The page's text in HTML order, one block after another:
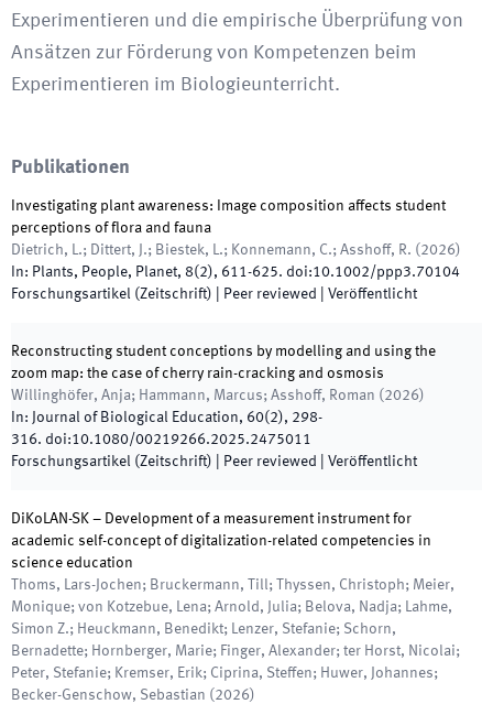
Experimentieren und die empirische Überprüfung von
Ansätzen zur Förderung von Kompetenzen beim
Experimentieren im Biologieunterricht.
Publikationen
Investigating plant awareness: Image composition affects student
perceptions of flora and fauna
Dietrich, L.; Dittert, J.; Biestek, L.; Konnemann, C.; Asshoff, R. ( 2026)
In: Plants, People, Planet, 8(2), 611-625. doi:10.1002/ppp3.70104
Forschungsartikel (Zeitschrift) | Peer reviewed Veröffentlicht
Reconstructing student conceptions by modelling and using the
zoom map: the case of cherry rain-cracking and osmosis
Willinghöfer, Anja; Hammann, Marcus; Asshoff, Roman ( 2026)
In: Journal of Biological Education, 60(2), 298-
316. doi:10.1080/00219266.2025.2475011
Forschungsartikel (Zeitschrift) | Peer reviewed Veröffentlicht
DiKoLAN-SK – Development of a measurement instrument for
academic self-concept of digitalization-related competencies in
science education
Thoms, Lars-Jochen; Bruckermann, Till; Thyssen, Christoph; Meier,
Monique; von Kotzebue, Lena; Arnold, Julia; Belova, Nadja; Lahme,
Simon Z.; Heuckmann, Benedikt; Lenzer, Stefanie; Schorn,
Bernadette; Hornberger, Marie; Finger, Alexander; ter Horst, Nicolai;
Peter, Stefanie; Kremser, Erik; Ciprina, Steffen; Huwer, Johannes;
Becker-Genschow, Sebastian ( 2026)